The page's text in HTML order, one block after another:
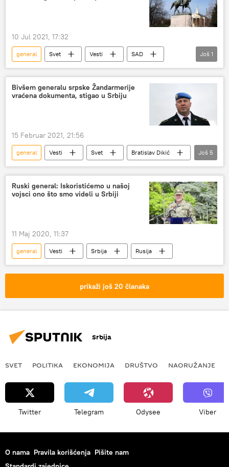
10 Jul 2021, 17:32
general Svet Vesti
SAD
spomenik
Još 1
Bivšem generalu srpske Žandarmerije
vraćena dokumenta, stigao u Srbiju
15 Februar 2021, 21:56
general Vesti Svet
Bratislav Dikić
žandarmerija
ukidanje
Crna Gora
dokumenta
Region
Još 5
Ruski general: Iskoristićemo u našoj
vojsci ono što smo videli u Srbiji
11 Maj 2020, 11:37
general Vesti Srbija Rusija
prikaži još 20 članaka
Srbija
SVET POLITIKA EKONOMIJA DRUŠTVO NAORUŽANJE
Twitter Telegram Odysee Viber
O nama Pravila korišćenja Pišite nam